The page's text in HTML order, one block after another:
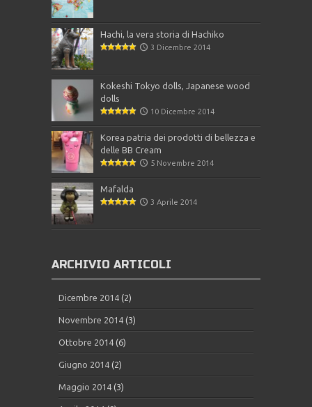
Hachi, la vera storia di Hachiko
3 Dicembre 2014
Kokeshi Tokyo dolls, Japanese wood
dolls
10 Dicembre 2014
Korea patria dei prodotti di bellezza e
delle BB Cream
5 Novembre 2014
Mafalda
3 Aprile 2014
ARCHIVIO ARTICOLI
Dicembre 2014 (2)
Novembre 2014 (3)
Ottobre 2014 (6)
Giugno 2014 (2)
Maggio 2014 (3)